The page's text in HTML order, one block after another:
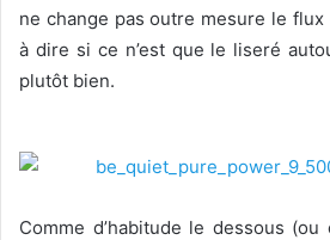
ne change pas outre mesure le flux
à dire si ce n’est que le liseré
plutôt bien.
Comme d’habitude le dessous